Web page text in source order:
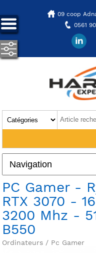
09 coop
0561
PC Gamer -
RTX 3070 -
3200 Mhz -
B550
Ordinateurs / Pc Gamer